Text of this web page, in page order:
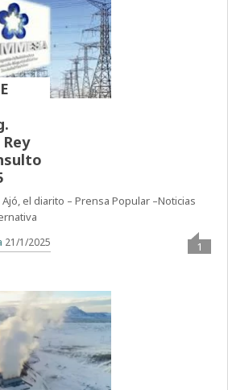
el diarito – Prensa Popular –Noticias
21/1/2025 1